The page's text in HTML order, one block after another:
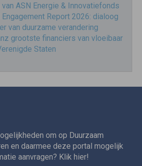
ASN Energie & Innovatiefonds
Engagement Report 2026: dialoog
van duurzame verandering
grootste financiers van vloeibaar
Staten
om op Duurzaam
en daarmee deze portal mogelijk
aanvragen? Klik hier!